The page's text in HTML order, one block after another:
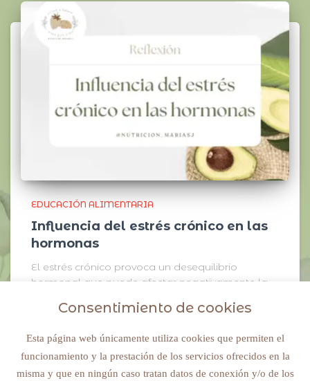
EDUCACIÓN ALIMENTARIA
Influencia del estrés crónico en las
hormonas
El estrés crónico provoca un desequilibrio
hormonal que puede afectar negativamente la
© 2022 NUTRICIONMARIASJ. ALL RIGHTS RESERVED
Consentimiento de cookies
Esta página web únicamente utiliza cookies que permiten el
funcionamiento y la prestación de los servicios ofrecidos en la
misma y que en ningún caso tratan datos de conexión y/o de los